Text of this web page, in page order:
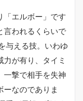
「エルボー」です
言われるくらいで
与える技。いわゆ
が有り、タイミ
一撃で相手を失神
ーなのでありま